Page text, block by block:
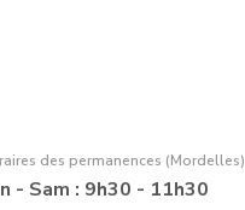
des permanences (Mordelles)
- Sam : 9h30 - 11h30